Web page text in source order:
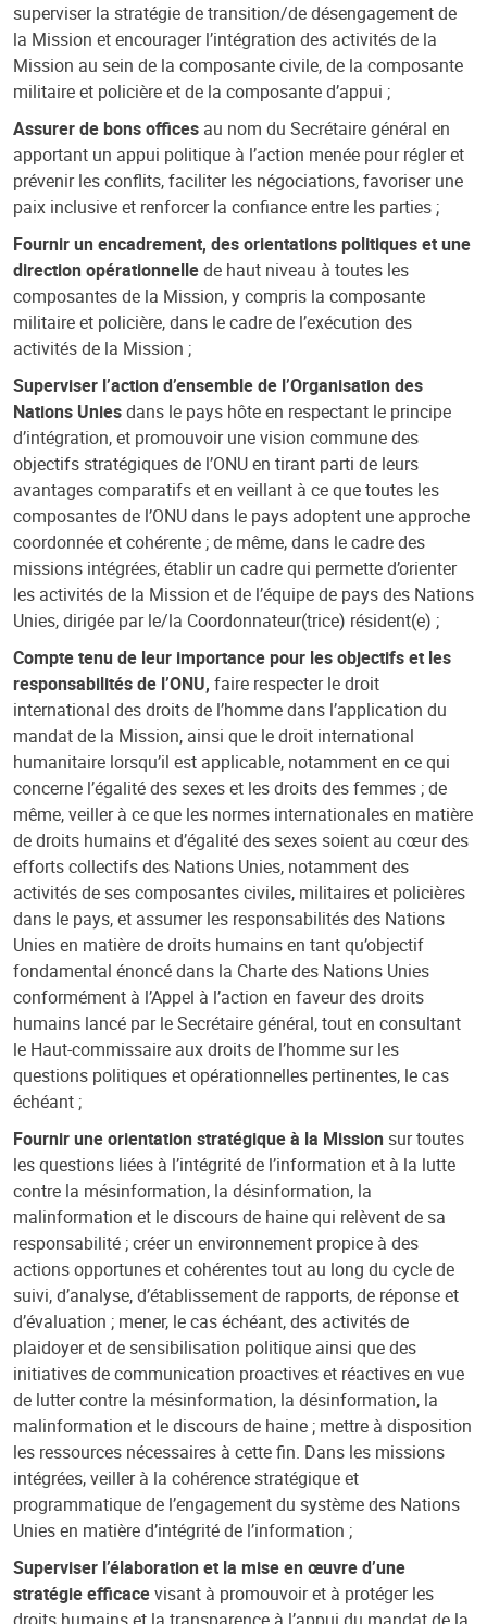
superviser la stratégie de transition/de désengagement de
la Mission et encourager l’intégration des activités de la
Mission au sein de la composante civile, de la composante
militaire et policière et de la composante d’appui ;
Assurer de bons offices au nom du Secrétaire général en
apportant un appui politique à l’action menée pour régler et
prévenir les conflits, faciliter les négociations, favoriser une
paix inclusive et renforcer la confiance entre les parties ;
Fournir un encadrement, des orientations politiques et une
direction opérationnellede haut niveau à toutes les
composantes de la Mission, y compris la composante
militaire et policière, dans le cadre de l’exécution des
activités de la Mission ;
Superviser l’action d’ensemble de l’Organisation des
Nations Uniesdans le pays hôte en respectant le principe
d’intégration, et promouvoir une vision commune des
objectifs stratégiques de l’ONU en tirant parti de leurs
avantages comparatifs et en veillant à ce que toutes les
composantes de l’ONU dans le pays adoptent une approche
coordonnée et cohérente ; de même, dans le cadre des
missions intégrées, établir un cadre qui permette d’orienter
les activités de la Mission et de l’équipe de pays des Nations
Unies, dirigée par le/la Coordonnateur(trice) résident(e) ;
Compte tenu de leur importance pour les objectifs et les
responsabilités de l’ONU, faire respecter le droit
international des droits de l’homme dans l’application du
mandat de la Mission, ainsi que le droit international
humanitaire lorsqu’il est applicable, notamment en ce qui
concerne l’égalité des sexes et les droits des femmes ; de
même, veiller à ce que les normes internationales en matière
de droits humains et d’égalité des sexes soient au cœur des
efforts collectifs des Nations Unies, notamment des
activités de ses composantes civiles, militaires et policières
dans le pays, et assumer les responsabilités des Nations
Unies en matière de droits humains en tant qu’objectif
fondamental énoncé dans la Charte des Nations Unies
conformément à l’Appel à l’action en faveur des droits
humains lancé par le Secrétaire général, tout en consultant
le Haut-commissaire aux droits de l’homme sur les
questions politiques et opérationnelles pertinentes, le cas
échéant ;
Fournir une orientation stratégique à la Mission sur toutes
les questions liées à l’intégrité de l’information et à la lutte
contre la mésinformation, la désinformation, la
malinformation et le discours de haine qui relèvent de sa
responsabilité ; créer un environnement propice à des
actions opportunes et cohérentes tout au long du cycle de
suivi, d’analyse, d’établissement de rapports, de réponse et
d’évaluation ; mener, le cas échéant, des activités de
plaidoyer et de sensibilisation politique ainsi que des
initiatives de communication proactives et réactives en vue
de lutter contre la mésinformation, la désinformation, la
malinformation et le discours de haine ; mettre à disposition
les ressources nécessaires à cette fin. Dans les missions
intégrées, veiller à la cohérence stratégique et
programmatique de l’engagement du système des Nations
Unies en matière d’intégrité de l’information ;
Superviser l’élaboration et la mise en œuvre d’une
stratégie efficacevisant à promouvoir et à protéger les